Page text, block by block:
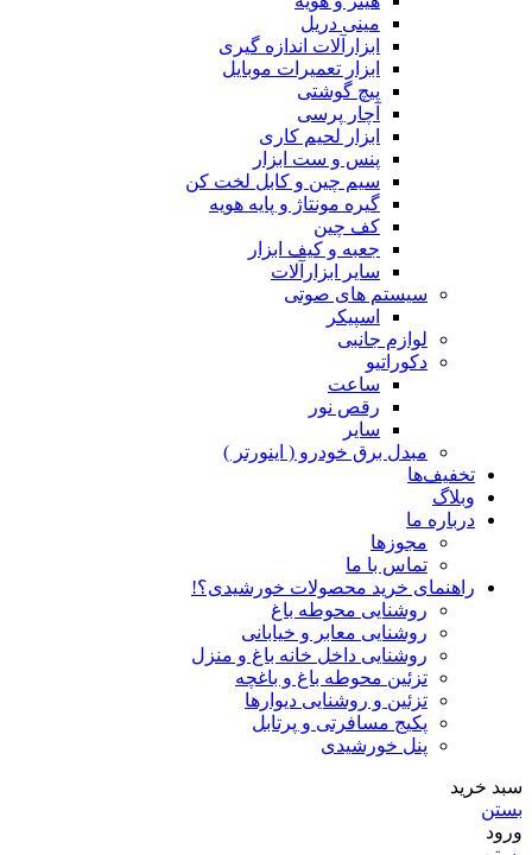
مینی دریل
ابزارآلات اندازه گیری
ابزار تعمیرات موبایل
پیچ گوشتی
آچار پرسی
ابزار لحیم کاری
پنس و ست ابزار
سیم چین و کابل لخت کن
گیره مونتاژ و پایه هویه
کف چین
جعبه و کیف ابزار
سایر ابزارآلات
سیستم های صوتی
اسپیکر
لوازم جانبی
دکوراتیو
ساعت
رقص نور
سایر
مبدل برق خودرو ( اینورتر )
تخفیف‌ها
وبلاگ
درباره ما
مجوزها
تماس با ما
راهنمای خرید محصولات خورشیدی؟!
روشنایی محوطه باغ
روشنایی معابر و خیابانی
روشنایی داخل خانه باغ و منزل
تزئین محوطه باغ و باغچه
تزئین و روشنایی دیوارها
پکیج مسافرتی و پرتابل
پنل خورشیدی
سبد خرید
بستن
ورود